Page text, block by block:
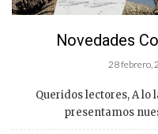
Novedades
28 febrero,
Queridos lectores, A lo
presentamos